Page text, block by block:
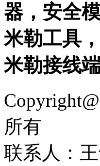
器，安全
米勒工具
米勒接线
所有
联系人：